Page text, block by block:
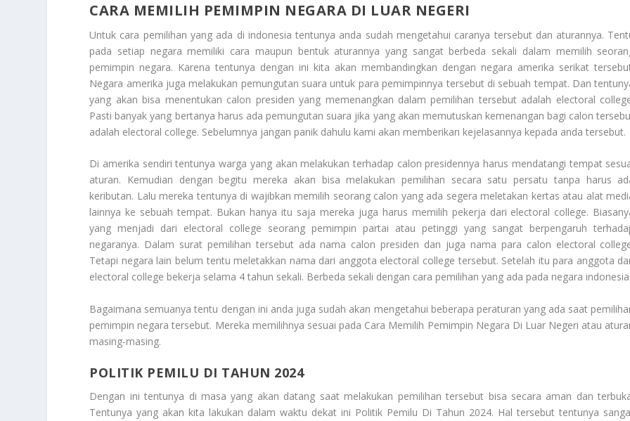
CARA MEMILIH PEMIMPIN NEGARA DI LUAR NEGERI
Untuk cara pemilihan yang ada di indonesia tentunya anda sudah mengetahui caranya tersebut dan aturannya.
pada setiap negara memiliki cara maupun bentuk aturannya yang sangat berbeda sekali dalam memilih
pemimpin negara. Karena tentunya dengan ini kita akan membandingkan dengan negara amerika serikat
Negara amerika juga melakukan pemungutan suara untuk para pemimpinnya tersebut di sebuah tempat. Dan
yang akan bisa menentukan calon presiden yang memenangkan dalam pemilihan tersebut adalah electoral
Pasti banyak yang bertanya harus ada pemungutan suara jika yang akan memutuskan kemenangan bagi calon
adalah electoral college. Sebelumnya jangan panik dahulu kami akan memberikan kejelasannya kepada anda tersebut.
Di amerika sendiri tentunya warga yang akan melakukan terhadap calon presidennya harus mendatangi tempat
aturan. Kemudian dengan begitu mereka akan bisa melakukan pemilihan secara satu persatu tanpa harus
keributan. Lalu mereka tentunya di wajibkan memilih seorang calon yang ada segera meletakan kertas atau alat
lainnya ke sebuah tempat. Bukan hanya itu saja mereka juga harus memilih pekerja dari electoral college.
yang menjadi dari electoral college seorang pemimpin partai atau petinggi yang sangat berpengaruh
negaranya. Dalam surat pemilihan tersebut ada nama calon presiden dan juga nama para calon electoral
Tetapi negara lain belum tentu meletakkan nama dari anggota electoral college tersebut. Setelah itu para anggota
electoral college bekerja selama 4 tahun sekali. Berbeda sekali dengan cara pemilihan yang ada pada negara indonesia.
Bagaimana semuanya tentu dengan ini anda juga sudah akan mengetahui beberapa peraturan yang ada saat
pemimpin negara tersebut. Mereka memilihnya sesuai pada Cara Memilih Pemimpin Negara Di Luar Negeri atau
masing-masing.
POLITIK PEMILU DI TAHUN 2024
Dengan ini tentunya di masa yang akan datang saat melakukan pemilihan tersebut bisa secara aman dan
Tentunya yang akan kita lakukan dalam waktu dekat ini Politik Pemilu Di Tahun 2024. Hal tersebut tentunya